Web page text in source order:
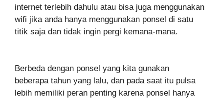
internet terlebih dahulu atau bisa juga menggunakan
wifi jika anda hanya menggunakan ponsel di satu
titik saja dan tidak ingin pergi kemana-mana.
Berbeda dengan ponsel yang kita gunakan
beberapa tahun yang lalu, dan pada saat itu pulsa
lebih memiliki peran penting karena ponsel hanya